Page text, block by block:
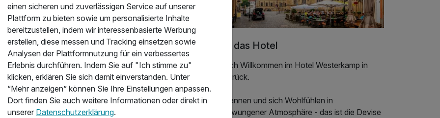
& 3-Gang Menü
zur Stadt. Unser Zimmer war groß,
sehr sauber. Im Bad wäre ein Haltegriff zum
rutschig. Das Frühstück ist lecker und es gibt
gut, man sitzt gemütlich. Sämtliches Personal
zufrieden mit unserem Aufenthalt im Hotel
Über das Hotel
Herzlich Willkommen im Hotel Westerkamp in
Osnabrück.
Entspannen und sich Wohlfühlen in
ungezwungener Atmosphäre - das ist die Devise
einen sicheren und zuverlässigen Service auf unserer
Plattform zu bieten sowie um personalisierte Inhalte
bereitzustellen, indem wir interessenbasierte Werbung
erstellen, diese messen und Tracking einsetzen sowie
Analysen der Plattformnutzung für ein verbessertes
Erlebnis durchführen. Indem Sie auf "Ich stimme zu"
klicken, erklären Sie sich damit einverstanden. Unter
“Mehr anzeigen” können Sie Ihre Einstellungen anpassen.
Dort finden Sie auch weitere Informationen oder direkt in
unserer Datenschutzerklärung.